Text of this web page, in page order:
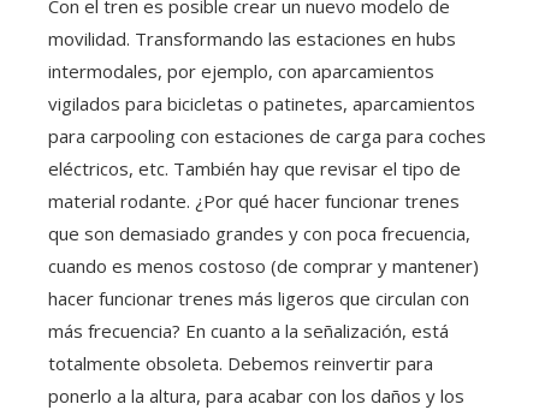
Con el tren es posible crear un nuevo modelo de
movilidad. Transformando las estaciones en hubs
intermodales, por ejemplo, con aparcamientos
vigilados para bicicletas o patinetes, aparcamientos
para carpooling con estaciones de carga para coches
eléctricos, etc. También hay que revisar el tipo de
material rodante. ¿Por qué hacer funcionar trenes
que son demasiado grandes y con poca frecuencia,
cuando es menos costoso (de comprar y mantener)
hacer funcionar trenes más ligeros que circulan con
más frecuencia? En cuanto a la señalización, está
totalmente obsoleta. Debemos reinvertir para
ponerlo a la altura, para acabar con los daños y los